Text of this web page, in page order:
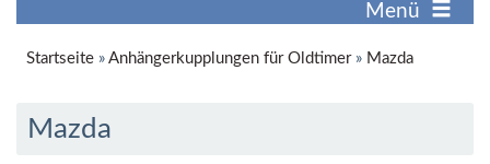
Menü
Startseite » Anhängerkupplungen für Oldtimer» Mazda
Mazda